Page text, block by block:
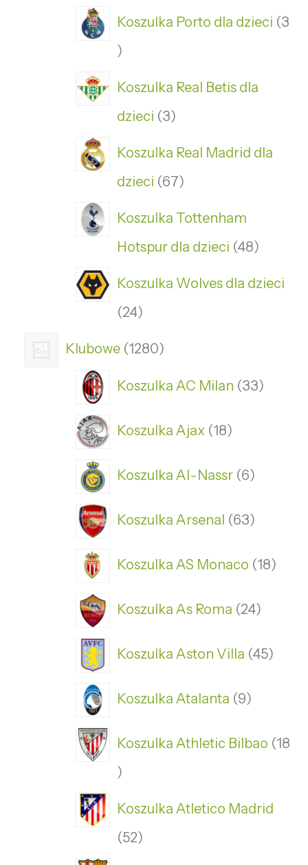
Koszulka Porto dla dzieci 3
Koszulka Real Betis dla
dzieci 3
Koszulka Real Madrid dla
dzieci 67
Koszulka Tottenham
Hotspur dla dzieci 48
Koszulka Wolves dla dzieci
24
Klubowe 1280
Koszulka AC Milan 33
Koszulka Ajax 18
Koszulka Al-Nassr 6
Koszulka Arsenal 63
Koszulka AS Monaco 18
Koszulka As Roma 24
Koszulka Aston Villa 45
Koszulka Atalanta 9
Koszulka Athletic Bilbao 18
Koszulka Atletico Madrid
52